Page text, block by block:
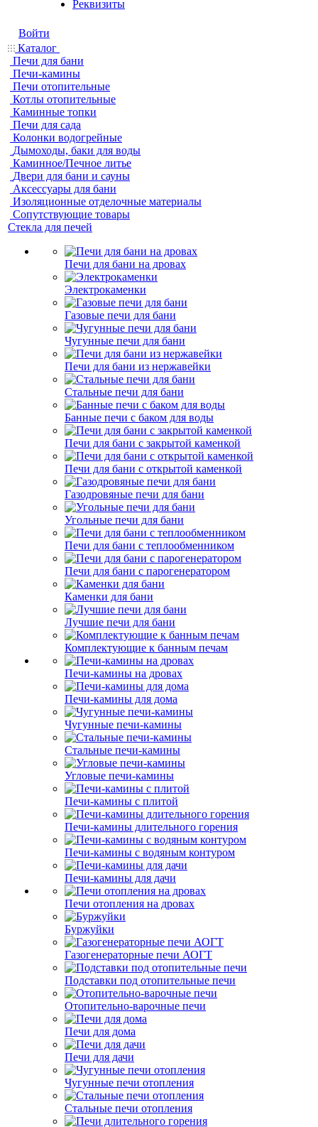
Реквизиты
Войти
Каталог
Печи для бани
Печи-камины
Печи отопительные
Котлы отопительные
Каминные топки
Печи для сада
Колонки водогрейные
Дымоходы, баки для воды
Каминное/Печное литье
Двери для бани и сауны
Аксессуары для бани
Изоляционные отделочные материалы
Сопутствующие товары
Стекла для печей
Печи для бани на дровах
Электрокаменки
Газовые печи для бани
Чугунные печи для бани
Печи для бани из нержавейки
Стальные печи для бани
Банные печи с баком для воды
Печи для бани с закрытой каменкой
Печи для бани с открытой каменкой
Газодровяные печи для бани
Угольные печи для бани
Печи для бани с теплообменником
Печи для бани с парогенератором
Каменки для бани
Лучшие печи для бани
Комплектующие к банным печам
Печи-камины на дровах
Печи-камины для дома
Чугунные печи-камины
Стальные печи-камины
Угловые печи-камины
Печи-камины с плитой
Печи-камины длительного горения
Печи-камины с водяным контуром
Печи-камины для дачи
Печи отопления на дровах
Буржуйки
Газогенераторные печи АОГТ
Подставки под отопительные печи
Отопительно-варочные печи
Печи для дома
Печи для дачи
Чугунные печи отопления
Стальные печи отопления